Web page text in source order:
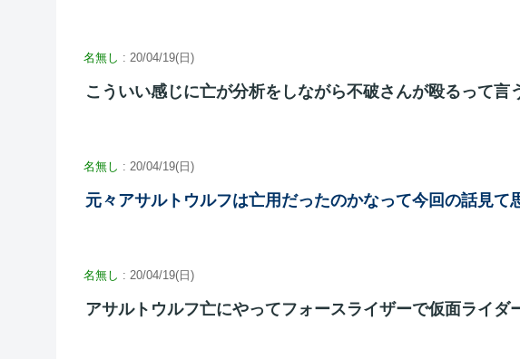
名無し : 20/04/19(日)
こういい感じに亡が分析をしながら不破さんが殴るって言
名無し : 20/04/19(日)
元々アサルトウルフは亡用だったのかなって今回の話見て
名無し : 20/04/19(日)
アサルトウルフ亡にやってフォースライザーで仮面ライダ